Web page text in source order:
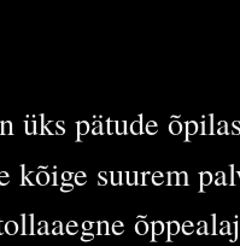
pätude
kõige suurem